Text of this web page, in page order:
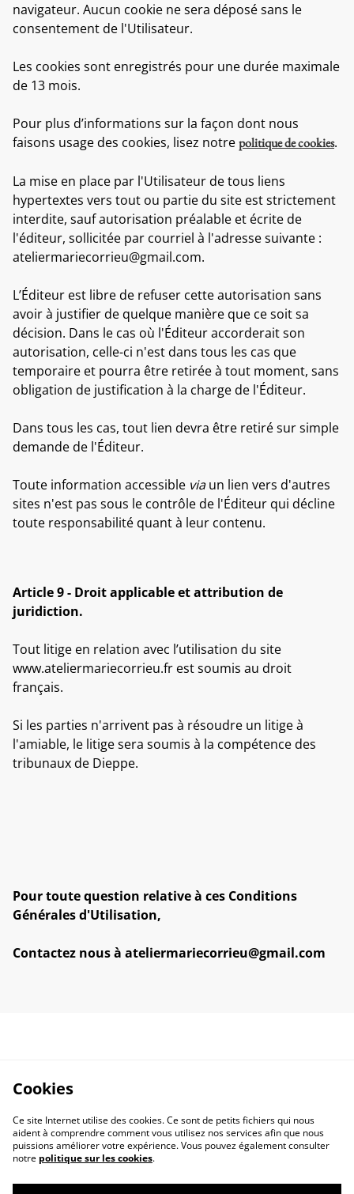
navigateur. Aucun cookie ne sera déposé sans le
consentement de l'Utilisateur.
Les cookies sont enregistrés pour une durée maximale
de 13 mois.
Pour plus d’informations sur la façon dont nous
faisons usage des cookies, lisez notrepolitique de cookies.
La mise en place par l'Utilisateur de tous liens
hypertextes vers tout ou partie du site est strictement
interdite, sauf autorisation préalable et écrite de
l'éditeur, sollicitée par courriel à l'adresse suivante :
ateliermariecorrieu@gmail.com.
L’Éditeur est libre de refuser cette autorisation sans
avoir à justifier de quelque manière que ce soit sa
décision. Dans le cas où l'Éditeur accorderait son
autorisation, celle-ci n'est dans tous les cas que
temporaire et pourra être retirée à tout moment, sans
obligation de justification à la charge de l'Éditeur.
Dans tous les cas, tout lien devra être retiré sur simple
demande de l'Éditeur.
Toute information accessible viaun lien vers d'autres
sites n'est pas sous le contrôle de l'Éditeur qui décline
toute responsabilité quant à leur contenu.
Article 9 - Droit applicable et attribution de
juridiction.
Tout litige en relation avec l’utilisation du site
www.ateliermariecorrieu.fr est soumis au droit
français.
Si les parties n'arrivent pas à résoudre un litige à
l'amiable, le litige sera soumis à la compétence des
tribunaux de Dieppe.
Pour toute question relative à ces Conditions
Générales d'Utilisation,
Contactez nous à ateliermariecorrieu@gmail.com
Cookies
Ce site Internet utilise des cookies. Ce sont de petits fichiers qui nous
aident à comprendre comment vous utilisez nos services afin que nous
puissions améliorer votre expérience. Vous pouvez également consulter
notre politique sur les cookies.